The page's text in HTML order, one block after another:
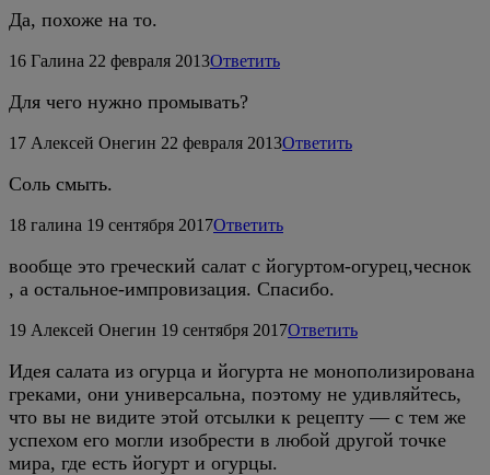
Да, похоже на то.
16 Галина 22 февраля 2013Ответить
Для чего нужно промывать?
17 Алексей Онегин 22 февраля 2013Ответить
Соль смыть.
18 галина 19 сентября 2017Ответить
вообще это греческий салат с йогуртом-огурец,чеснок
, а остальное-импровизация. Спасибо.
19 Алексей Онегин 19 сентября 2017Ответить
Идея салата из огурца и йогурта не монополизирована
греками, они универсальна, поэтому не удивляйтесь,
что вы не видите этой отсылки к рецепту — с тем же
успехом его могли изобрести в любой другой точке
мира, где есть йогурт и огурцы.